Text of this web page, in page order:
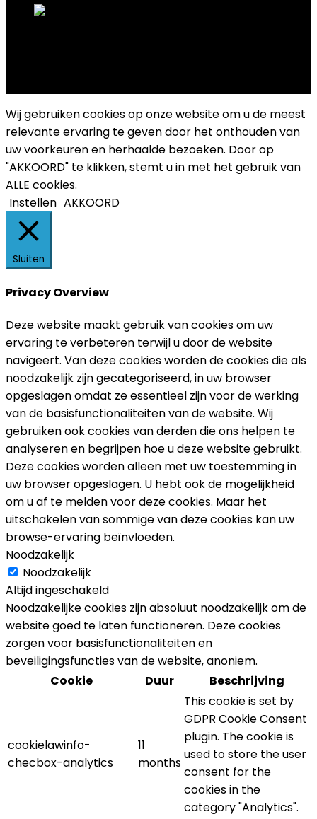
Wij gebruiken cookies op onze website om u de meest
relevante ervaring te geven door het onthouden van
uw voorkeuren en herhaalde bezoeken. Door op
"AKKOORD" te klikken, stemt u in met het gebruik van
ALLE cookies.
Instellen AKKOORD
Sluiten
Privacy Overview
Deze website maakt gebruik van cookies om uw
ervaring te verbeteren terwijl u door de website
navigeert. Van deze cookies worden de cookies die als
noodzakelijk zijn gecategoriseerd, in uw browser
opgeslagen omdat ze essentieel zijn voor de werking
van de basisfunctionaliteiten van de website. Wij
gebruiken ook cookies van derden die ons helpen te
analyseren en begrijpen hoe u deze website gebruikt.
Deze cookies worden alleen met uw toestemming in
uw browser opgeslagen. U hebt ook de mogelijkheid
om u af te melden voor deze cookies. Maar het
uitschakelen van sommige van deze cookies kan uw
browse-ervaring beïnvloeden.
Noodzakelijk
Noodzakelijk
Altijd ingeschakeld
Noodzakelijke cookies zijn absoluut noodzakelijk om de
website goed te laten functioneren. Deze cookies
zorgen voor basisfunctionaliteiten en
beveiligingsfuncties van de website, anoniem.
Cookie
Duur Beschrijving
cookielawinfo-
checbox-analytics
11
months
This cookie is set by
GDPR Cookie Consent
plugin. The cookie is
used to store the user
consent for the
cookies in the
category "Analytics".